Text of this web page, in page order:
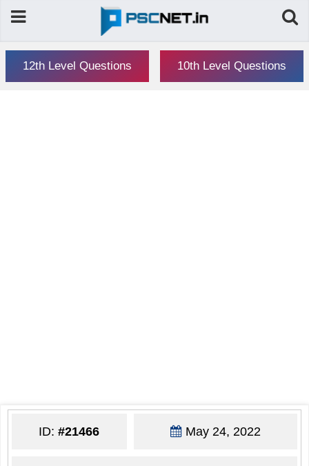
12th Level Questions 10th Level Questions
ID:#21466 May 24, 2022